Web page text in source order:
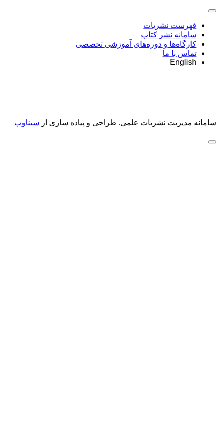
فهرست نشریات
سامانه نشر کتاب
کارگاه‌ها و دوره‌های آموزشی تخصصی
تماس با ما
English
سامانه مدیریت نشریات علمی. طراحی و پیاده سازی از سیناوب